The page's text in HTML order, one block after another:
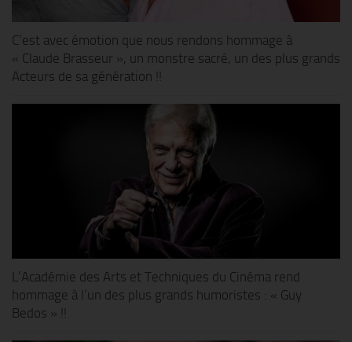
C’est avec émotion que nous rendons hommage à
« Claude Brasseur », un monstre sacré, un des plus grands
Acteurs de sa génération !!
L’Académie des Arts et Techniques du Cinéma rend
hommage à l’un des plus grands humoristes : « Guy
Bedos » !!